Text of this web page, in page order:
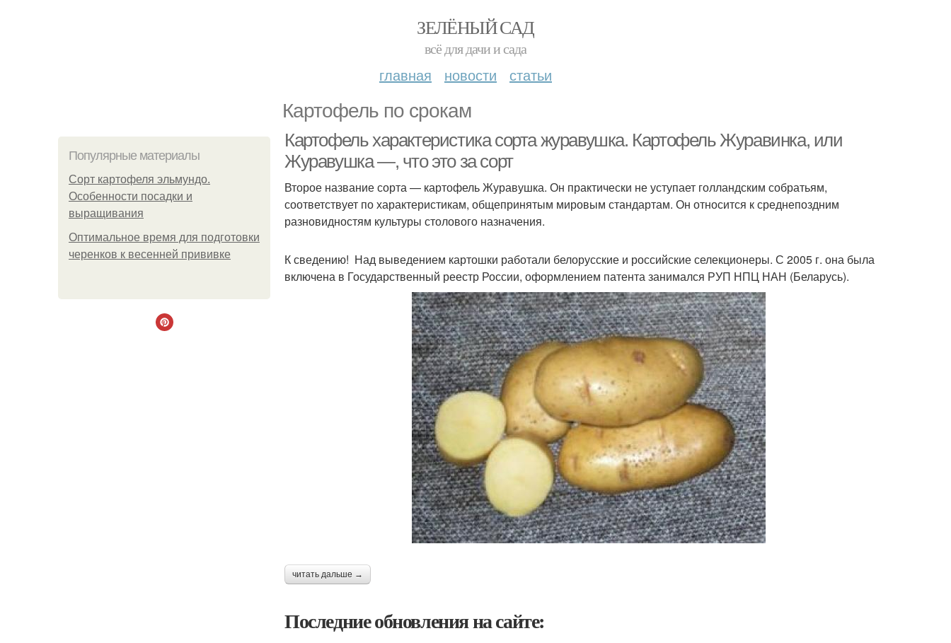
ЗЕЛЁНЫЙ САД
всё для дачи и сада
главная новости статьи
Картофель по срокам
Популярные материалы
Сорт картофеля эльмундо.
Особенности посадки и
выращивания
Оптимальное время для подготовки
черенков к весенней прививке
Картофель характеристика сорта журавушка. Картофель Журавинка, или
Журавушка —, что это за сорт
Второе название сорта — картофель Журавушка. Он практически не уступает голландским собратьям,
соответствует по характеристикам, общепринятым мировым стандартам. Он относится к среднепоздним
разновидностям культуры столового назначения.
К сведению! Над выведением картошки работали белорусские и российские селекционеры. С 2005 г. она была
включена в Государственный реестр России, оформлением патента занимался РУП НПЦ НАН (Беларусь).
читать дальше →
Последние обновления на сайте: